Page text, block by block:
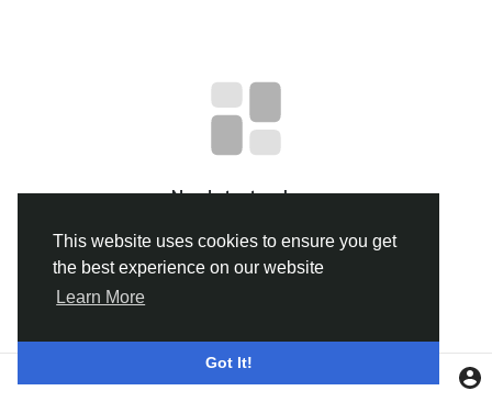
This website uses cookies to ensure you get
the best experience on our website
Learn More
Got It!
aimé les pages
Popular Posts
No data to show